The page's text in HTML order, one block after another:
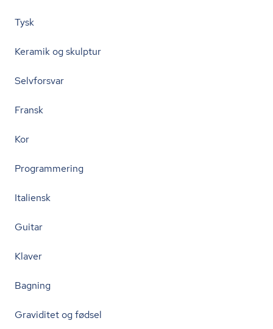
Tysk
Keramik og skulptur
Selvforsvar
Fransk
Kor
Programmering
Italiensk
Guitar
Klaver
Bagning
Graviditet og fødsel